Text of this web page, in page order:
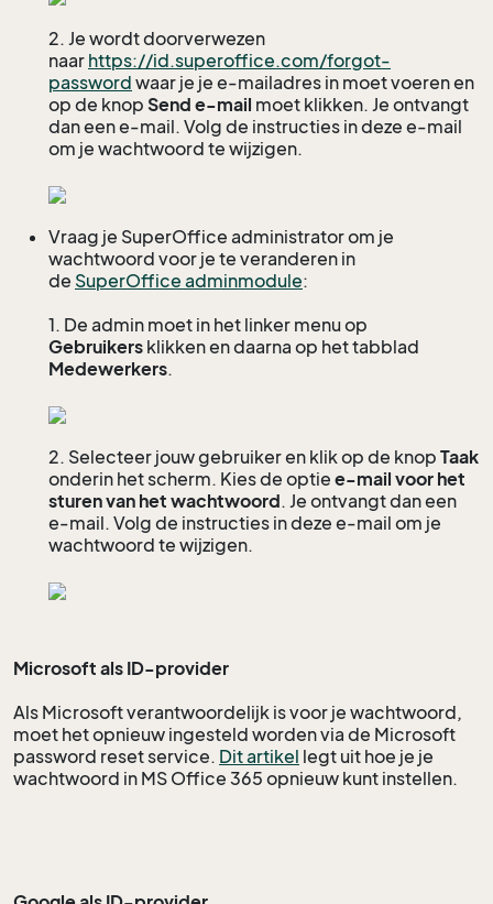
2. Je wordt doorverwezen
naar https://id.superoffice.com/forgot-
password waar je je e-mailadres in moet voeren en
op de knop Send e-mail moet klikken. Je ontvangt
dan een e-mail. Volg de instructies in deze e-mail
om je wachtwoord te wijzigen.
Vraag je SuperOffice administrator om je
wachtwoord voor je te veranderen in
de SuperOffice adminmodule:
1. De admin moet in het linker menu op
Gebruikers klikken en daarna op het tabblad
Medewerkers.
2. Selecteer jouw gebruiker en klik op de knop Taak
onderin het scherm. Kies de optie e-mail voor het
sturen van het wachtwoord. Je ontvangt dan een
e-mail. Volg de instructies in deze e-mail om je
wachtwoord te wijzigen.
Microsoft als ID-provider
Als Microsoft verantwoordelijk is voor je wachtwoord,
moet het opnieuw ingesteld worden via de Microsoft
password reset service. Dit artikel legt uit hoe je je
wachtwoord in MS Office 365 opnieuw kunt instellen.